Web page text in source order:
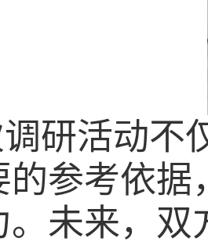
研活动不
的参考依
。未来，